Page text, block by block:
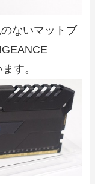
ないマットブ
す。